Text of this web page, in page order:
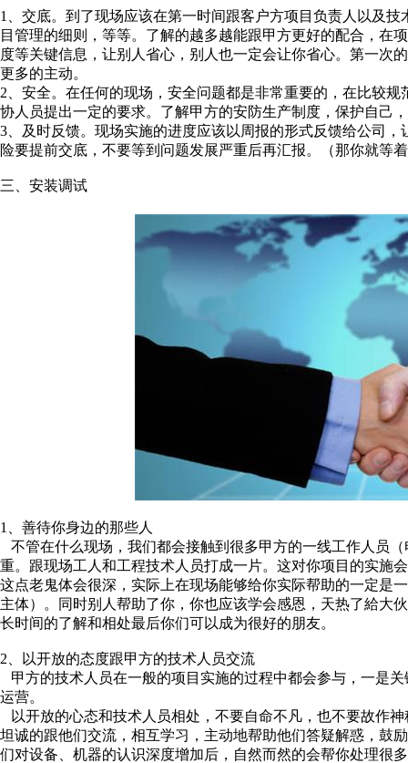
1、交底。到了现场应该在第一时间跟客户方项目负责人以及
目管理的细则，等等。了解的越多越能跟甲方更好的配合，在
度等关键信息，让别人省心，别人也一定会让你省心。第一次
更多的主动。
2、安全。在任何的现场，安全问题都是非常重要的，在比较
协人员提出一定的要求。了解甲方的安防生产制度，保护自己
3、及时反馈。现场实施的进度应该以周报的形式反馈给公司
险要提前交底，不要等到问题发展严重后再汇报。（那你就等
三、安装调试
1、善待你身边的那些人
不管在什么现场，我们都会接触到很多甲方的一线工作人员
重。跟现场工人和工程技术人员打成一片。这对你项目的实施
这点老鬼体会很深，实际上在现场能够给你实际帮助的一定是
主体）。同时别人帮助了你，你也应该学会感恩，天热了給大
长时间的了解和相处最后你们可以成为很好的朋友。
2、以开放的态度跟甲方的技术人员交流
甲方的技术人员在一般的项目实施的过程中都会参与，一是
运营。
以开放的心态和技术人员相处，不要自命不凡，也不要故作
坦诚的跟他们交流，相互学习，主动地帮助他们答疑解惑，鼓
们对设备、机器的认识深度增加后，自然而然的会帮你处理很